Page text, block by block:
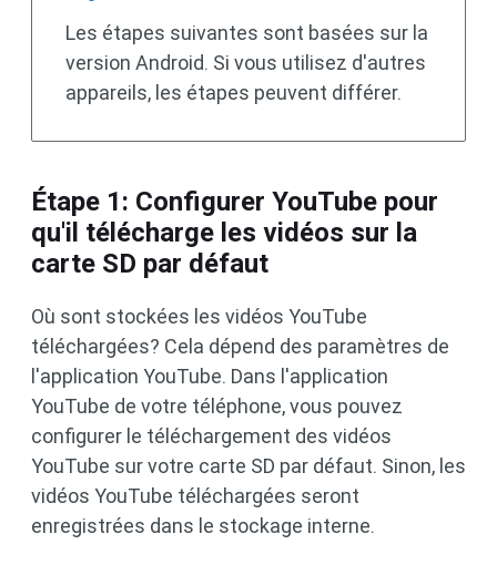
Les étapes suivantes sont basées sur la
version Android. Si vous utilisez d'autres
appareils, les étapes peuvent différer.
Étape 1: Configurer YouTube pour
qu'il télécharge les vidéos sur la
carte SD par défaut
Où sont stockées les vidéos YouTube
téléchargées? Cela dépend des paramètres de
l'application YouTube. Dans l'application
YouTube de votre téléphone, vous pouvez
configurer le téléchargement des vidéos
YouTube sur votre carte SD par défaut. Sinon, les
vidéos YouTube téléchargées seront
enregistrées dans le stockage interne.